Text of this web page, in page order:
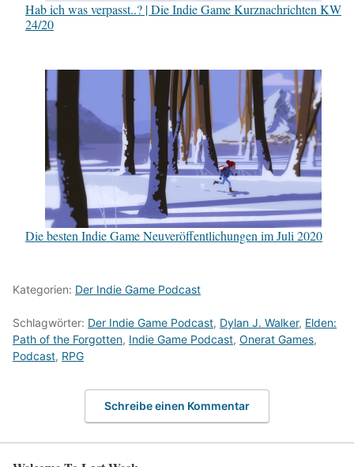
Hab ich was verpasst..? | Die Indie Game Kurznachrichten KW
24/20
Die besten Indie Game Neuveröffentlichungen im Juli 2020
Kategorien: Der Indie Game Podcast
Schlagwörter: Der Indie Game Podcast, Dylan J. Walker, Elden:
Path of the Forgotten, Indie Game Podcast, Onerat Games,
Podcast, RPG
Schreibe einen Kommentar